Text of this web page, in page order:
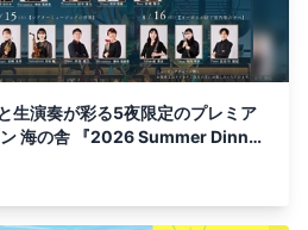
生演奏が彩る5夜限定のプレミア
海の舎 『2026 Summer Dinner